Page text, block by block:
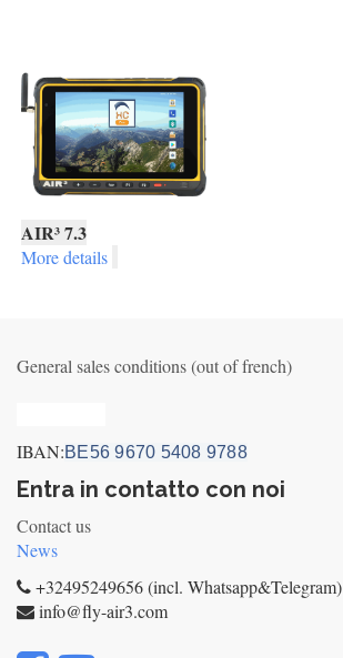
AIR³ 7.3
More details
General sales conditions (out of french)
IBAN:BE56 9670 5408 9788
Entra in contatto con noi
Contact us
News
+32495249656 (incl. Whatsapp&Telegram)
info@fly-air3.com